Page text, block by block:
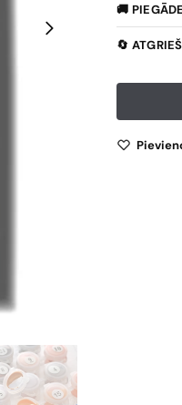
🚚
🔄